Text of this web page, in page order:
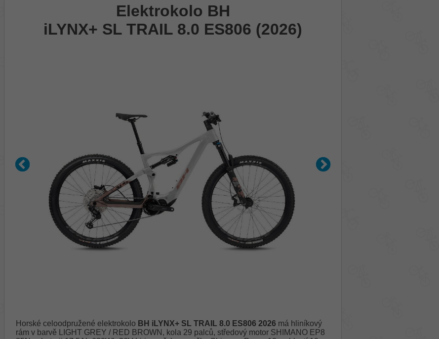
Elektrokolo BH
iLYNX+ SL TRAIL 8.0 ES806 (2026)
Horské celoodpružené elektrokolo BH iLYNX+ SL TRAIL 8.0 ES806 2026 má hliníkový
rám v barvě LIGHT GREY / RED BROWN, kola 29 palců, středový motor SHIMANO EP8